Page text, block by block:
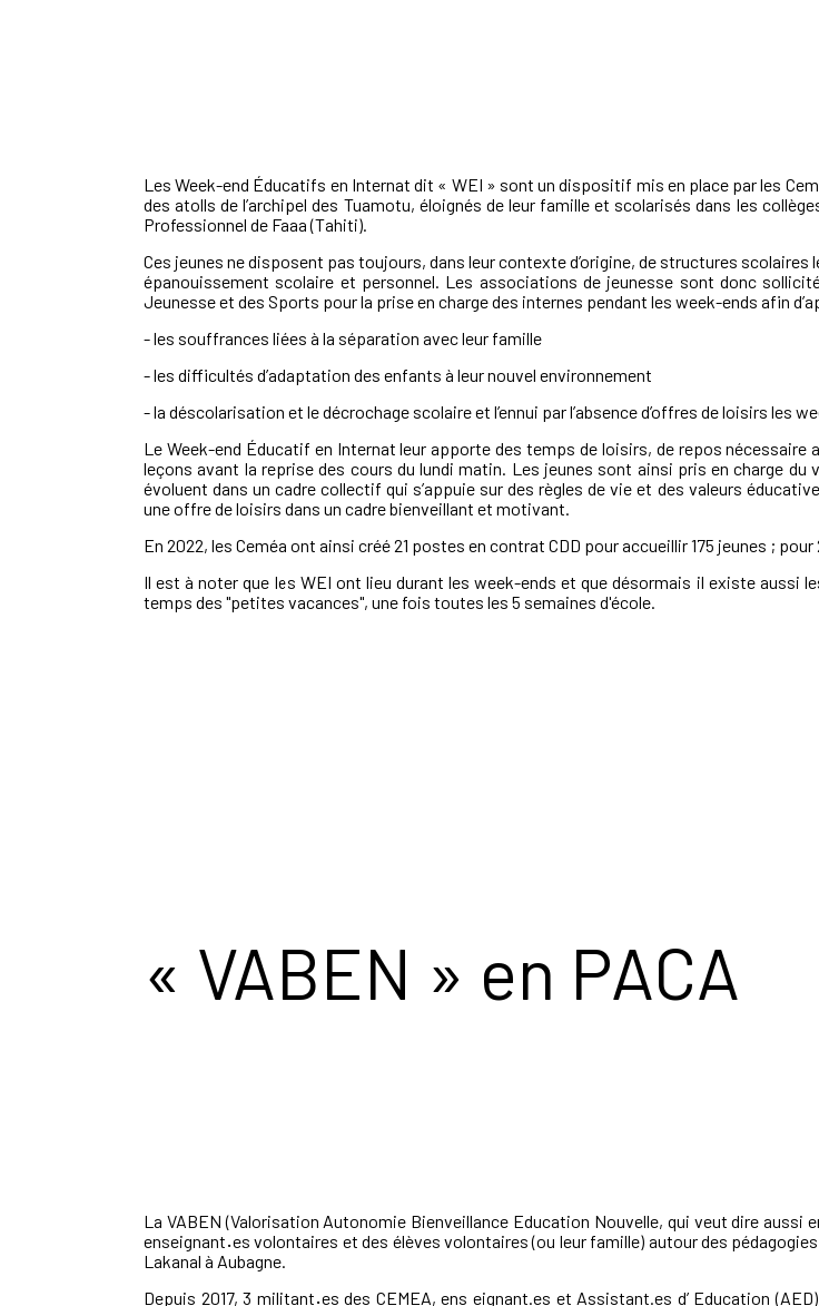
Les Week-end Éducatifs en Internat dit « WEI » sont un dispositif mis en place par les
des atolls de l’archipel des Tuamotu, éloignés de leur famille et scolarisés dans les
Professionnel de Faaa (Tahiti).
Ces jeunes ne disposent pas toujours, dans leur contexte d’origine, de structures
épanouissement scolaire et personnel. Les associations de jeunesse sont donc
Jeunesse et des Sports pour la prise en charge des internes pendant les week-ends afin
- les souffrances liées à la séparation avec leur famille
- les difficultés d’adaptation des enfants à leur nouvel environnement
- la déscolarisation et le décrochage scolaire et l’ennui par l’absence d’offres de loisirs les
Le Week-end Éducatif en Internat leur apporte des temps de loisirs, de repos nécessaire
leçons avant la reprise des cours du lundi matin. Les jeunes sont ainsi pris en charge du
évoluent dans un cadre collectif qui s’appuie sur des règles de vie et des valeurs
une offre de loisirs dans un cadre bienveillant et motivant.
En 2022, les Ceméa ont ainsi créé 21 postes en contrat CDD pour accueillir 175 jeunes ;
Il est à noter que les WEI ont lieu durant les week-ends et que désormais il existe aussi
temps des "petites vacances", une fois toutes les 5 semaines d'école.
« VABEN » en PACA
La VABEN (Valorisation Autonomie Bienveillance Education Nouvelle, qui veut dire aussi
enseignant·es volontaires et des élèves volontaires (ou leur famille) autour des
Lakanal à Aubagne.
Depuis 2017, 3 militant·es des CEMEA, ens eignant.es et Assistant.es d’ Education